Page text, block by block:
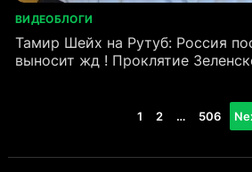
ВИДЕОБЛОГИ
Тамир Шейх на Рутуб: Россия
выносит жд ! Проклятие
1 2 … 506